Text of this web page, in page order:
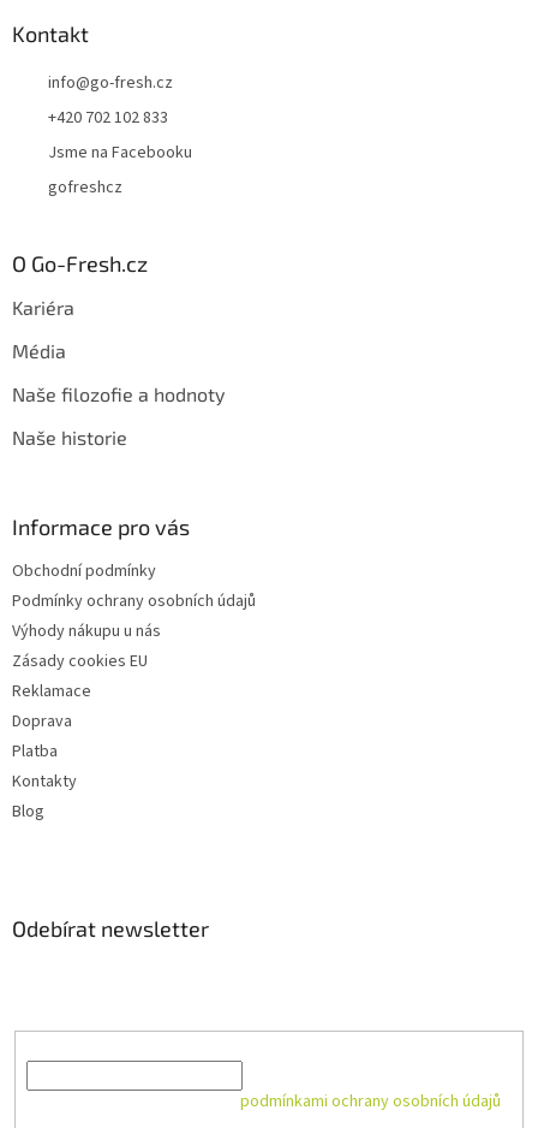
Kontakt
info@go-fresh.cz
+420 702 102 833
Jsme na Facebooku
gofreshcz
O Go-Fresh.cz
Kariéra
Média
Naše filozofie a hodnoty
Naše historie
Informace pro vás
Obchodní podmínky
Podmínky ochrany osobních údajů
Výhody nákupu u nás
Zásady cookies EU
Reklamace
Doprava
Platba
Kontakty
Blog
Odebírat newsletter
podmínkami ochrany osobních údajů